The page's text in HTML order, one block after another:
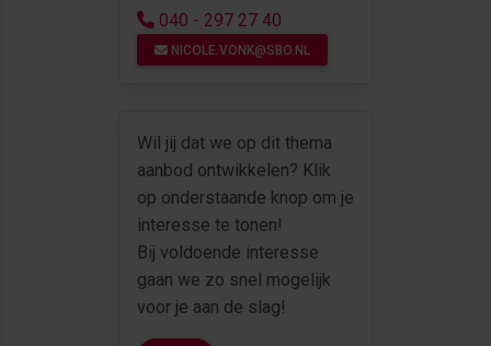
040 - 297 27 40
NICOLE.VONK@SBO.NL
Wil jij dat we op dit thema
aanbod ontwikkelen? Klik
op onderstaande knop om je
interesse te tonen!
Bij voldoende interesse
gaan we zo snel mogelijk
voor je aan de slag!